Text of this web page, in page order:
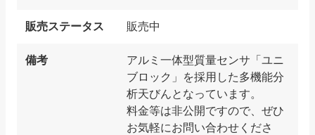
販売ステータス 販売中
備考
アルミ一体型質量センサ「ユニ
ブロック」を採用した多機能分
析天びんとなっています。
料金等は非公開ですので、ぜひ
お気軽にお問い合わせくださ